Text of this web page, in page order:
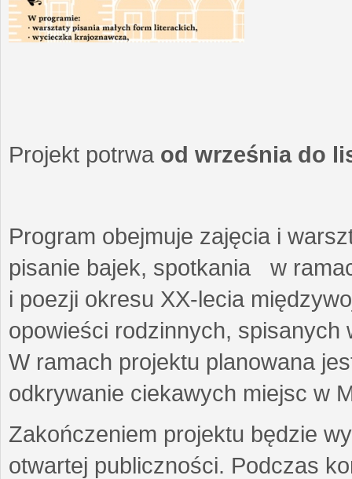
Projekt potrwa od września do
Program obejmuje zajęcia i
pisanie bajek, spotkania w
i poezji okresu XX-lecia
opowieści rodzinnych,
W ramach projektu planowana
odkrywanie ciekawych miejsc w
Zakończeniem projektu będzie
otwartej publiczności. Podczas